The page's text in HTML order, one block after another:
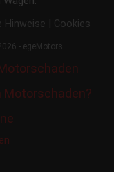
Hinweise | Cookies
- egeMotors
Motorschaden?